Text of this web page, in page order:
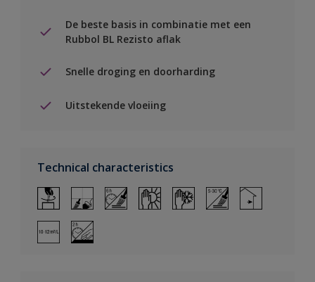
De beste basis in combinatie met een
Rubbol BL Rezisto aflak
Snelle droging en doorharding
Uitstekende vloeiing
Technical characteristics